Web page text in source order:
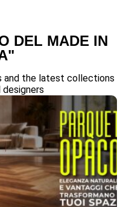
DEL MADE IN
and the latest collections
designers